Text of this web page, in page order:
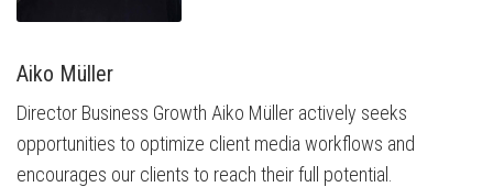
Aiko Müller
Director Business Growth Aiko Müller actively seeks
opportunities to optimize client media workflows and
encourages our clients to reach their full potential.